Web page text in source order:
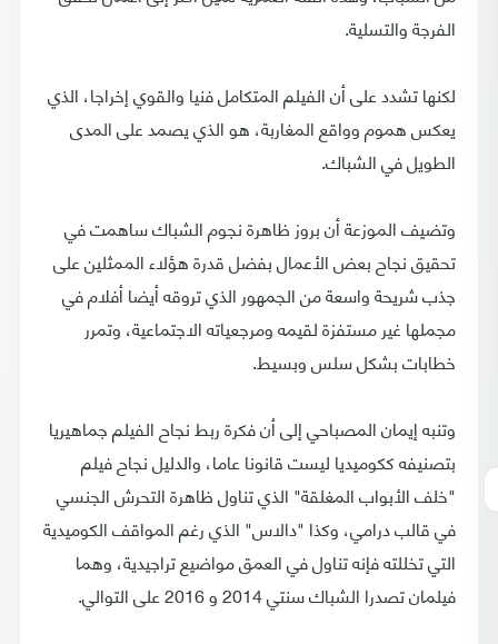
الفرجة والتسلية.
لكنها تشدد على أن الفيلم المتكامل فنيا والقوي إخراجا، الذي
يعكس هموم وواقع المغاربة، هو الذي يصمد على المدى
الطويل في الشباك.
وتضيف الموزعة أن بروز ظاهرة نجوم الشباك ساهمت في
تحقيق نجاح بعض الأعمال بفضل قدرة هؤلاء الممثلين على
جذب شريحة واسعة من الجمهور الذي تروقه أيضا أفلام في
مجملها غير مستفزة لقيمه ومرجعياته الاجتماعية، وتمرر
خطابات بشكل سلس وبسيط.
وتنبه إيمان المصباحي إلى أن فكرة ربط نجاح الفيلم جماهيريا
بتصنيفه ككوميديا ليست قانونا عاما، والدليل نجاح فيلم
"خلف الأبواب المغلقة" الذي تناول ظاهرة التحرش الجنسي
في قالب درامي، وكذا "دالاس" الذي رغم المواقف الكوميدية
التي تخللته فإنه تناول في العمق مواضيع تراجيدية، وهما
فيلمان تصدرا الشباك سنتي 2014 و 2016 على التوالي.